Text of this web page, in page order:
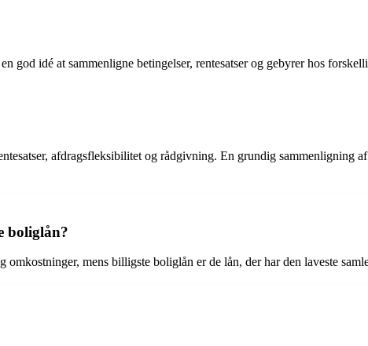
god idé at sammenligne betingelser, rentesatser og gebyrer hos
afdragsfleksibilitet og rådgivning. En grundig
boliglån?
mens billigste boliglån er de lån, der har den laveste